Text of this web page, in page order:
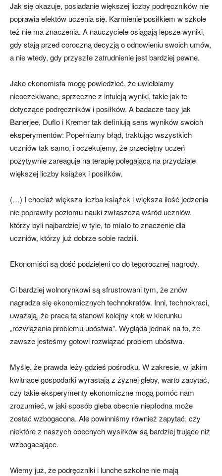
Jak się okazuje, posiadanie większej liczby podręczników nie
poprawia efektów uczenia się. Karmienie posiłkiem w szkole
też nie ma znaczenia. A nauczyciele osiągają lepsze wyniki,
gdy stają przed coroczną decyzją o odnowieniu swoich umów,
a nie wtedy, gdy przyszłe zatrudnienie jest bardziej pewne.
Jako ekonomista mogę powiedzieć, że uwielbiamy
nieoczekiwane, sprzeczne z intuicją wyniki, takie jak te
dotyczące podręczników i posiłków. A badacze tacy jak
Banerjee, Duflo i Kremer tak definiują sens wyników swoich
eksperymentów: Popełniamy błąd, traktując wszystkich
uczniów tak samo, i oczekujemy, że przeciętny uczeń
pozytywnie zareaguje na terapię polegającą na przydziale
większej liczby książek i posiłków.
(…) I chociaż większa liczba książek i większa ilość jedzenia
nie poprawiły poziomu nauki zwłaszcza wśród uczniów,
którzy byli najbardziej w tyle, to miało to znaczenie dla
uczniów, którzy już dobrze sobie radzili.
Ekonomiści są dość podzieleni co do tegorocznej nagrody.
Ci bardziej wolnorynkowi są sfrustrowani tym, że znów
nagradza się ekonomicznych technokratów. Inni, technokraci,
uważają, że praca ta stanowi kolejny krok w kierunku
„rozwiązania problemu ubóstwa”. Wygląda jednak na to, że
zawsze jesteśmy gotowi rozwiązać problem ubóstwa.
Myślę, że prawda leży gdzieś pośrodku. W zakresie, w jakim
kwitnące gospodarki wyrastają z żyznej gleby, warto zapytać,
czy takie eksperymenty ekonomiczne mogą pomóc nam
zrozumieć, w jaki sposób gleba obecnie niepłodna może
zostać wzbogacona. Ale powinniśmy również zapytać, czy
niektóre z naszych obecnych wysiłków są bardziej trujące niż
wzbogacające.
Wiemy już, że podręczniki i lunche szkolne nie mają